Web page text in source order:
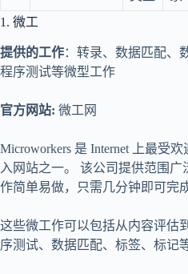
1. 微工
提供的工作：转录、数据匹配、
程序测试等微型工作
官方网站: 微工网
Microworkers 是 Internet 上最受
入网站之一。 该公司提供范围广
作简单易做，只需几分钟即可完成
这些微工作可以包括从内容评估
序测试、数据匹配、标签、标记